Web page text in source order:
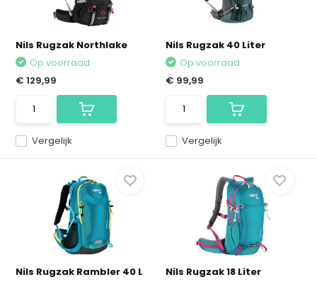
Nils Rugzak Northlake
Vergelijk
Op voorraad
€ 129,99
Nils Rugzak 40 Liter
Vergelijk
Op voorraad
€ 99,99
Nils Rugzak Rambler 40 L Nils Rugzak 18 Liter